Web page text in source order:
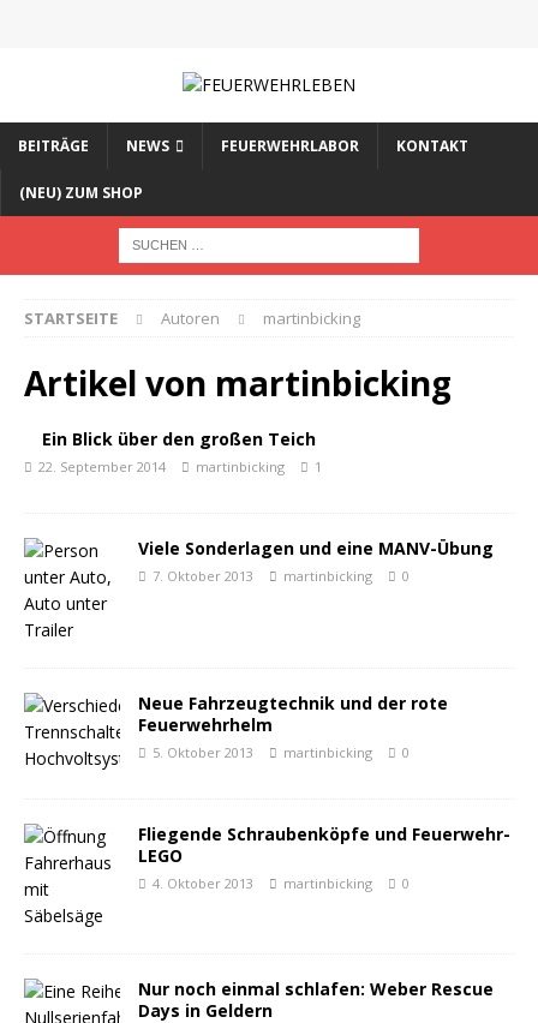
BEITRÄGE NEWS FEUERWEHRLABOR KONTAKT
(NEU) ZUM SHOP
STARTSEITE Autoren martinbicking
Artikel von martinbicking
Ein Blick über den großen Teich
22. September 2014 martinbicking 1
Viele Sonderlagen und eine MANV-Übung
7. Oktober 2013 martinbicking 0
Neue Fahrzeugtechnik und der rote
Feuerwehrhelm
5. Oktober 2013 martinbicking 0
Fliegende Schraubenköpfe und Feuerwehr-
LEGO
4. Oktober 2013 martinbicking 0
Nur noch einmal schlafen: Weber Rescue
Days in Geldern